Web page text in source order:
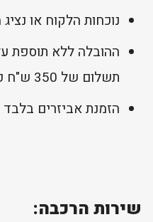
נוכחות הלקוח או
ההובלה ללא תוספת
תשלום של 350 ש"ח כולל מע"מ.
הזמנת אביזרים
שירות הרכבה: